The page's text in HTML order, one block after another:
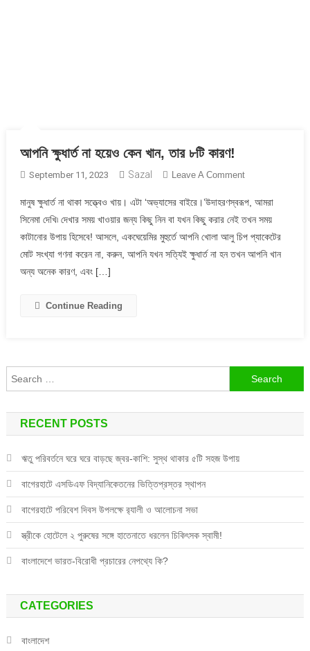
আপনি ক্ষুধার্ত না হয়েও কেন খান, তার ৮টি কারণ!
September 11, 2023 Sazal Leave A CommentOn
ক্ষুধার্ত
না
হয়েও
কেন
মানুষ ক্ষুধার্ত না থাকা সত্ত্বেও খায়। এটা ‘অভ্যাসের বাইরে।’উদাহরণস্বরূপ, আমরা
সিনেমা দেখি৷ দেখার সময় খাওয়ার জন্য কিছু নিন বা যখন কিছু করার নেই তখন সময়
কাটানোর উপায় হিসেবে! আসলে, একঘেয়েমির মুহুর্তে আপনি খোলা আলু চিপ প্যাকেটের
মোট সংখ্যা গণনা করেন না, করুন, আপনি যখন সত্যিই ক্ষুধার্ত না হন তখন আপনি খান
অন্য অনেক কারণ, এবং […]
Continue Reading
Search
for:
RECENT POSTS
ঋতু পরিবর্তনে ঘরে ঘরে বাড়ছে জ্বর-কাশি: সুস্থ থাকার ৫টি সহজ উপায়
বাগেরহাটে এসডিএফ বিদ্যানিকেতনের ভিত্তিপ্রস্তর স্থাপন
বাগেরহাটে পরিবেশ দিবস উপলক্ষে র‌্যালী ও আলোচনা সভা
স্ত্রীকে হোটেলে ২ পুরুষের সঙ্গে হাতেনাতে ধরলেন চিকিৎসক স্বামী!
বাংলাদেশে ভারত-বিরোধী প্রচারের নেপথ্যে কি?
CATEGORIES
বাংলাদেশ